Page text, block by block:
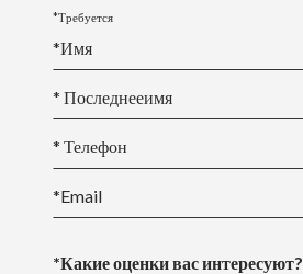
*Требуется
*Имя
* Последнееимя
* Телефон
*Email
*Какие оценки вас интересуют?